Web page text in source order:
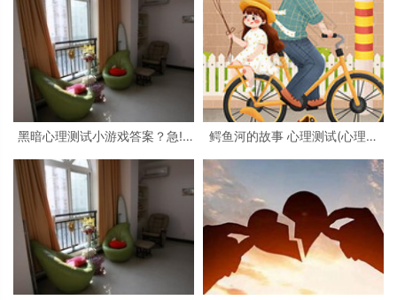
黑暗心理测试小游戏答案？急!!!
鳄鱼河的故事 心理测试(心理测